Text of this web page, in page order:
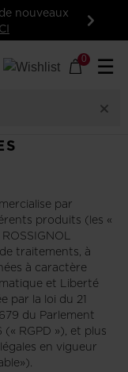
nouveaux
0 ☰
par
produits (les «
traitements, à
à caractère
et Liberté
par la loi du 21
du Parlement
RGPD »), et plus
en vigueur